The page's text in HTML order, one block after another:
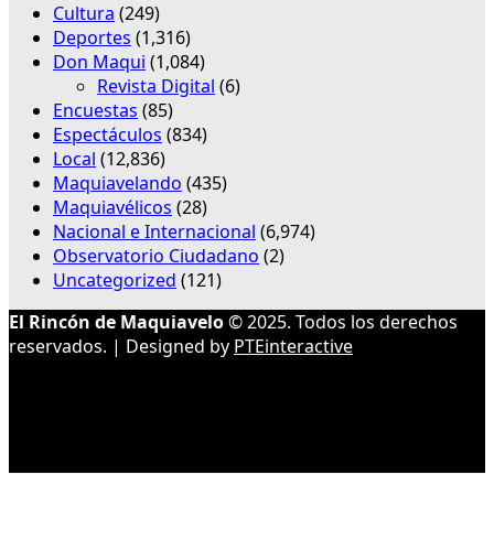
Cultura (249)
Deportes (1,316)
Don Maqui (1,084)
Revista Digital (6)
Encuestas (85)
Espectáculos (834)
Local (12,836)
Maquiavelando (435)
Maquiavélicos (28)
Nacional e Internacional (6,974)
Observatorio Ciudadano (2)
Uncategorized (121)
El Rincón de Maquiavelo© 2025. Todos los derechos
reservados. | Designed by PTEinteractive